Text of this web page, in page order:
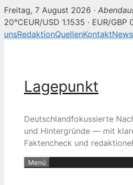
Freitag, 7 August 2026 ·
20°CEUR/USD 1.1535 · EUR/GBP
unsRedaktionQuellenKontakt
Lagepunkt
Deutschlandfokussierte
und Hintergründe — mit
Faktencheck und
Menü